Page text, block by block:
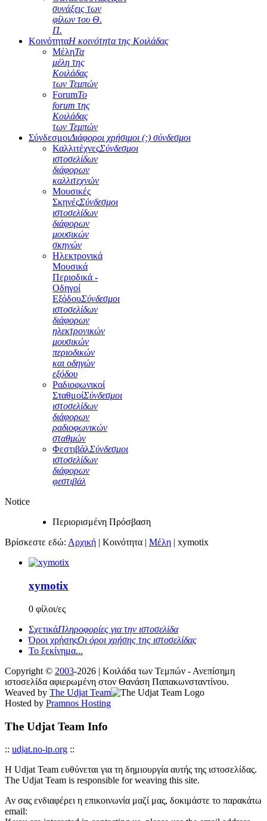
συνάξεις των
φίλων του Θ.
Π.
ΚοινότηταΗ κοινότητα της Κοιλάδας
ΜέληΤα
μέλη της
Κοιλάδας
των Τεμπών
ForumΤο
forum της
Κοιλάδας
των Τεμπών
ΣύνδεσμοιΔιάφοροι χρήσιμοι (;) σύνδεσμοι
ΚαλλιτέχνεςΣύνδεσμοι
ιστοσελίδων
διάφορων
καλλιτεχνών
Μουσικές
ΣκηνέςΣύνδεσμοι
ιστοσελίδων
διάφορων
μουσικών
σκηνών
Ηλεκτρονικά
Μουσικά
Περιοδικά -
Οδηγοί
ΕξόδουΣύνδεσμοι
ιστοσελίδων
διάφορων
ηλεκτρονικών
μουσικών
περιοδικών
και οδηγών
εξόδου
Ραδιοφωνικοί
ΣταθμοίΣύνδεσμοι
ιστοσελίδων
διάφορων
ραδιοφωνικών
σταθμών
ΦεστιβάλΣύνδεσμοι
ιστοσελίδων
διάφορων
φεστιβάλ
Notice
Περιορισμένη Πρόσβαση
Βρίσκεστε εδώ: Αρχική | Κοινότητα | Μέλη | xymotix
xymotix
0 φίλοι/ες
ΣχετικάΠληροφορίες για την ιστοσελίδα
Όροι χρήσηςΟι όροι χρήσης της ιστοσελίδας
Το ξεκίνημα...
Copyright © 2003-2026 | Κοιλάδα των Τεμπών - Ανεπίσημη
ιστοσελίδα αφιερωμένη στον Θανάση Παπακωνσταντίνου.
Weaved by The Udjat Team
Hosted by Pramnos Hosting
The Udjat Team Info
:: udjat.no-ip.org ::
Η Udjat Team ευθύνεται για τη δημιουργία αυτής της ιστοσελίδας.
The Udjat Team is responsible for weaving this site.
Αν σας ενδιαφέρει η επικοινωνία μαζί μας, δοκιμάστε το παρακάτω
email: